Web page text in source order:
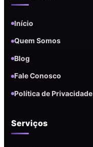
Início
Quem Somos
Blog
Fale Conosco
Política de Privacidade
Serviços